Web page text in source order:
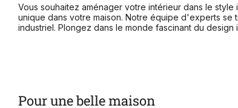
Vous souhaitez aménager votre intérieur dans le
unique dans votre maison. Notre équipe d'experts
industriel. Plongez dans le monde fascinant du
Pour une belle maison